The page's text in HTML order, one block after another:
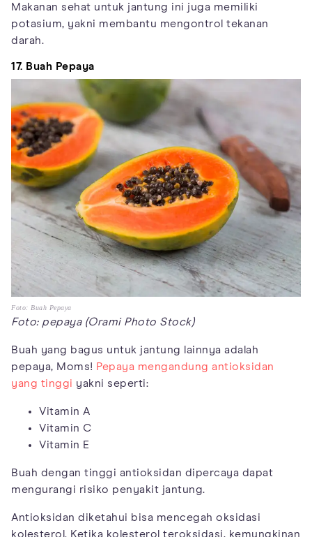
Makanan sehat untuk jantung ini juga memiliki
potasium, yakni membantu mengontrol tekanan
darah.
17. Buah Pepaya
Foto: Buah Pepaya
Foto: pepaya (Orami Photo Stock)
Buah yang bagus untuk jantung lainnya adalah
pepaya, Moms! Pepaya mengandung antioksidan
yang tinggi yakni seperti:
Vitamin A
Vitamin C
Vitamin E
Buah dengan tinggi antioksidan dipercaya dapat
mengurangi risiko penyakit jantung.
Antioksidan diketahui bisa mencegah oksidasi
kolesterol. Ketika kolesterol teroksidasi, kemungkinan